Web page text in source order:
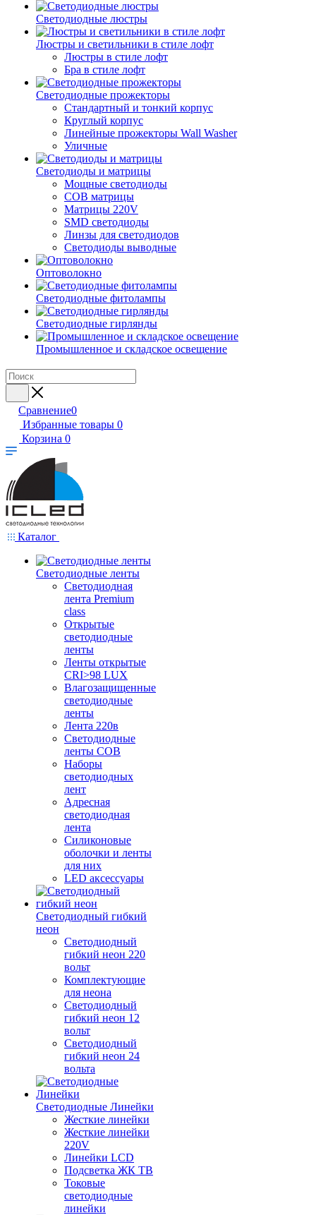
Светодиодные люстры
Люстры и светильники в стиле лофт
Люстры в стиле лофт
Бра в стиле лофт
Светодиодные прожекторы
Стандартный и тонкий корпус
Круглый корпус
Линейные прожекторы Wall Washer
Уличные
Светодиоды и матрицы
Мощные светодиоды
COB матрицы
Матрицы 220V
SMD светодиоды
Линзы для светодиодов
Светодиоды выводные
Оптоволокно
Светодиодные фитолампы
Светодиодные гирлянды
Промышленное и складское освещение
Сравнение0
Избранные товары 0
Корзина 0
Каталог
Светодиодные ленты
Светодиодная
лента Premium
class
Открытые
светодиодные
ленты
Ленты открытые
CRI>98 LUX
Влагозащищенные
светодиодные
ленты
Лента 220в
Светодиодные
ленты COB
Наборы
светодиодных
лент
Адресная
светодиодная
лента
Силиконовые
оболочки и ленты
для них
LED аксессуары
Светодиодный гибкий
неон
Светодиодный
гибкий неон 220
вольт
Комплектующие
для неона
Светодиодный
гибкий неон 12
вольт
Светодиодный
гибкий неон 24
вольта
Светодиодные Линейки
Жесткие линейки
Жесткие линейки
220V
Линейки LCD
Подсветка ЖК ТВ
Токовые
светодиодные
линейки